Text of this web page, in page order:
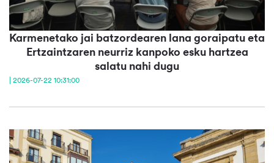
Karmenetako jai batzordearen lana goraipatu eta
Ertzaintzaren neurriz kanpoko esku hartzea
salatu nahi dugu
| 2026-07-22 10:31:00